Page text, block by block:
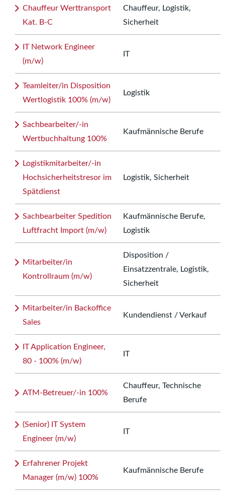
Chauffeur Werttransport
Kat. B-C
Chauffeur, Logistik,
Sicherheit
IT Network Engineer
(m/w)
IT
Teamleiter/in Disposition
Wertlogistik 100% (m/w)
Logistik
Sachbearbeiter/-in
Wertbuchhaltung 100%
Kaufmännische Berufe
Logistikmitarbeiter/-in
Hochsicherheitstresor im
Spätdienst
Logistik, Sicherheit
Sachbearbeiter Spedition
Luftfracht Import (m/w)
Kaufmännische Berufe,
Logistik
Mitarbeiter/in
Kontrollraum (m/w)
Disposition /
Einsatzzentrale, Logistik,
Sicherheit
Mitarbeiter/in Backoffice
Sales
Kundendienst / Verkauf
IT Application Engineer,
80 - 100% (m/w)
IT
ATM-Betreuer/-in 100%
Chauffeur, Technische
Berufe
(Senior) IT System
Engineer (m/w)
IT
Erfahrener Projekt
Manager (m/w) 100%
Kaufmännische Berufe